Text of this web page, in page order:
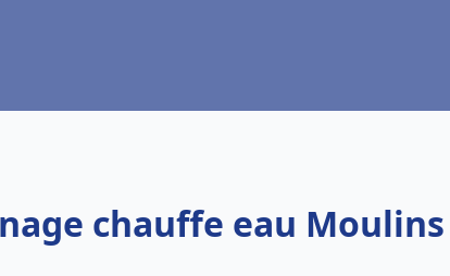
chauffe eau Moulins